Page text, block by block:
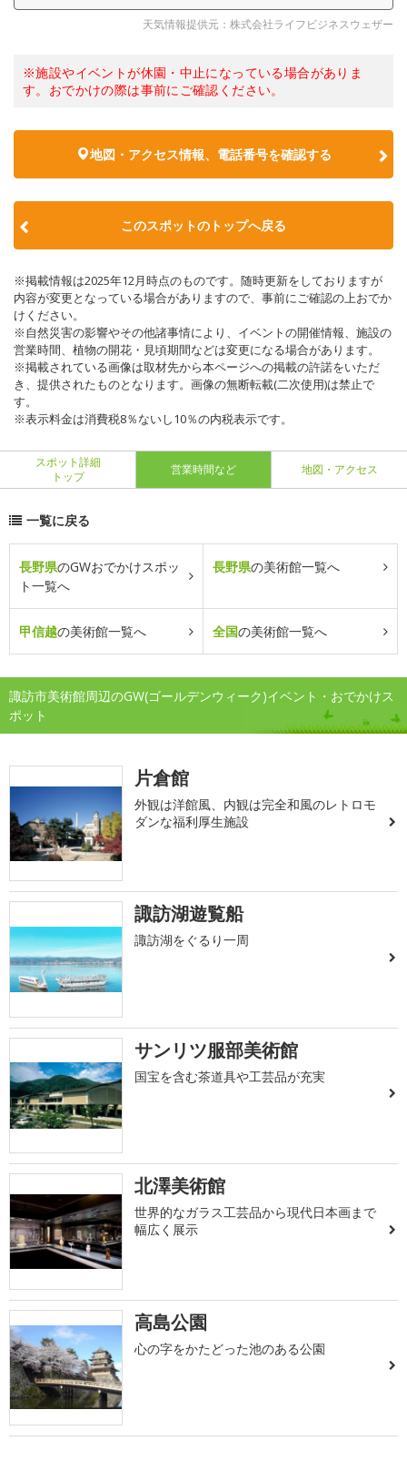
天気情報提供元：株式会社ライフビジネスウェザー
※施設やイベントが休園・中止になっている場合がありま
す。おでかけの際は事前にご確認ください。
地図・アクセス情報、電話番号を確認する
このスポットのトップへ戻る
※掲載情報は2025年12月時点のものです。随時更新をしておりますが
内容が変更となっている場合がありますので、事前にご確認の上おでか
けください。
※自然災害の影響やその他諸事情により、イベントの開催情報、施設の
営業時間、植物の開花・見頃期間などは変更になる場合があります。
※掲載されている画像は取材先から本ページへの掲載の許諾をいただ
き、提供されたものとなります。画像の無断転載(二次使用)は禁止で
す。
※表示料金は消費税8％ないし10％の内税表示です。
スポット詳細
トップ
営業時間など 地図・アクセス
一覧に戻る
長野県のGWおでかけスポッ
ト一覧へ
長野県の美術館一覧へ
甲信越の美術館一覧へ 全国の美術館一覧へ
諏訪市美術館周辺のGW(ゴールデンウィーク)イベント・おでかけス
ポット
片倉館
外観は洋館風、内観は完全和風のレトロモ
ダンな福利厚生施設
諏訪湖遊覧船
諏訪湖をぐるり一周
サンリツ服部美術館
国宝を含む茶道具や工芸品が充実
北澤美術館
世界的なガラス工芸品から現代日本画まで
幅広く展示
高島公園
心の字をかたどった池のある公園